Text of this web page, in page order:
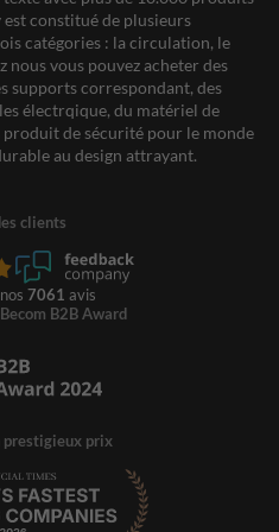
constitué de plusieurs
catégories : la circulation, le
nous vous pouvez acheter des
supports correspondant, des
électrqique, du matériel de
produit de sécurité pour le monde
au design attrayant.
clients
7061 avis
B2B Award
prestigieux prix